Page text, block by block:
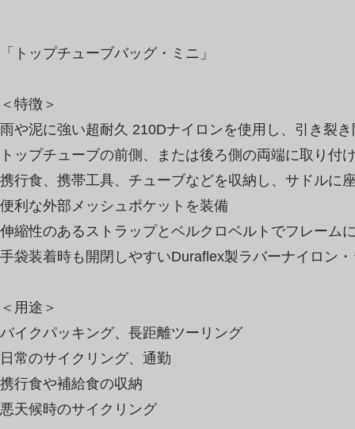
「トップチューブバッグ・ミニ」
＜特徴＞
雨や泥に強い超耐久 210Dナイロンを使用し、引き裂
トップチューブの前側、または後ろ側の両端に取り付
携行食、携帯工具、チューブなどを収納し、サドルに
便利な外部メッシュポケットを装備
伸縮性のあるストラップとベルクロベルトでフレーム
手袋装着時も開閉しやすいDuraflex製ラバーナイロン
＜用途＞
バイクパッキング、長距離ツーリング
日常のサイクリング、通勤
携行食や補給食の収納
悪天候時のサイクリング